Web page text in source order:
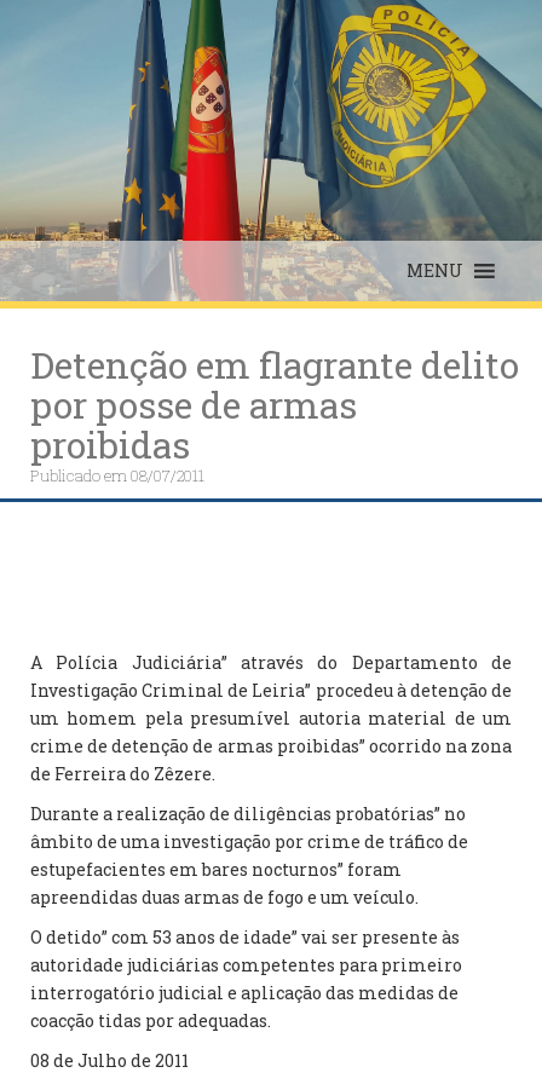
MENU
Detenção em flagrante delito
por posse de armas
proibidas
Publicado em08/07/2011
A Polícia Judiciária” através do Departamento de
Investigação Criminal de Leiria” procedeu à detenção de
um homem pela presumível autoria material de um
crime de detenção de armas proibidas” ocorrido na zona
de Ferreira do Zêzere.
Durante a realização de diligências probatórias” no
âmbito de uma investigação por crime de tráfico de
estupefacientes em bares nocturnos” foram
apreendidas duas armas de fogo e um veículo.
O detido” com 53 anos de idade” vai ser presente às
autoridade judiciárias competentes para primeiro
interrogatório judicial e aplicação das medidas de
coacção tidas por adequadas.
08 de Julho de 2011